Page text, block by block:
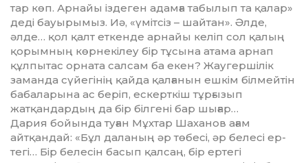
тар көп. Арнайы іздеген адамға табылып та қалар»
деді бауыры­мыз. Иә, «үмітсіз – шайтан». Әлде,
әлде… қол қалт еткенде арнайы келіп сол қалың
қорымның көр­не­кілеу бір тұсына атама арнап
құлпытас орната салсам ба екен? Жаугершілік
заманда сүйегінің қайда қалғанын ешкім білмейтін
бабаларына ас беріп, ескерткіш тұрғызып
жатқандардың да бір білгені бар шығар…
Дария бойында туған Мұхтар Шаханов ағам
айтқандай: «Бұл даланың әр төбесі, әр белесі е­р­
тегі… Бір белесін басып қалсаң, бір ертегі